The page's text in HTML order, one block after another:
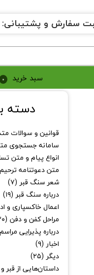
۰ سبد خرید
سفارش و پشتیبانی:
دسته
قوانین و سوالات
سامانه جستجوی
انواع پیام و متن
متن دعوتنامه ترحیم
شعر سنگ قبر (۷)
درباره سنگ قبر (۱۹)
اعمال خاکسپاری و
مراحل کفن و دفن (۲۰)
درباره پذیرایی
اخبار (۹)
دیگر (۲۵)
داستان‌هایی از قبر